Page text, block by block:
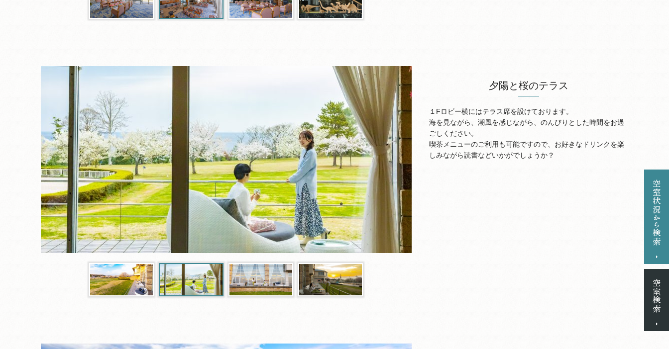
夕陽と桜のテラス
１Fロビー横にはテラス席を設けております。
海を見ながら、潮風を感じながら、のんびりとした時間をお過
ごしください。
喫茶メニューのご利用も可能ですので、お好きなドリンクを楽
しみながら読書などいかがでしょうか？